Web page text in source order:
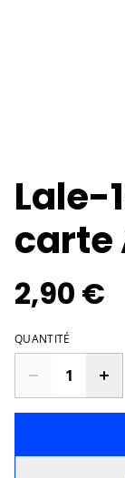
Lale-
carte
2,90 €
QUANTITÉ